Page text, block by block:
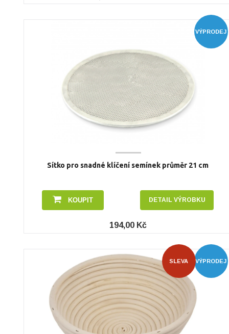
VÝPRODEJ
Sítko pro snadné klíčení semínek průměr 21 cm
KOUPIT DETAIL VÝROBKU
194,00 Kč
VÝPRODEJ
SLEVA